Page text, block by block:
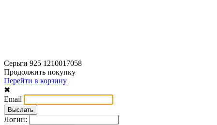
Серьги 925 1210017058
Продолжить покупку
Перейти в корзину
✖
Email
Логин: